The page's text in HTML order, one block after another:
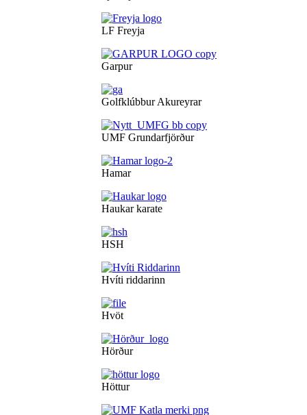
LF Freyja
Garpur
Golfklúbbur Akureyrar
UMF Grundarfjörður
Hamar
Haukar karate
HSH
Hvíti riddarinn
Hvöt
Hörður
Höttur